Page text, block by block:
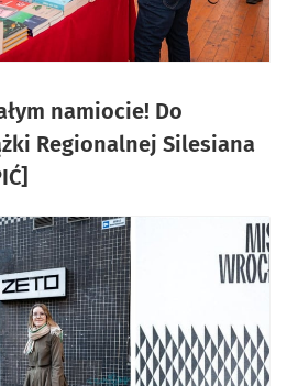
namiocie! Do
Regionalnej Silesiana